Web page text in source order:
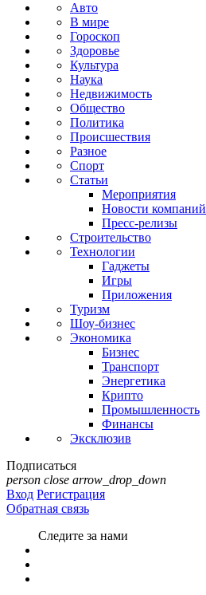
Авто
В мире
Гороскоп
Здоровье
Культура
Наука
Недвижимость
Общество
Политика
Происшествия
Разное
Спорт
Статьи
Мероприятия
Новости компаний
Пресс-релизы
Строительство
Технологии
Гаджеты
Игры
Приложения
Туризм
Шоу-бизнес
Экономика
Бизнес
Транспорт
Энергетика
Крипто
Промышленность
Финансы
Эксклюзив
Подписаться
person close arrow_drop_down
Вход Регистрация
Обратная связь
Следите за нами